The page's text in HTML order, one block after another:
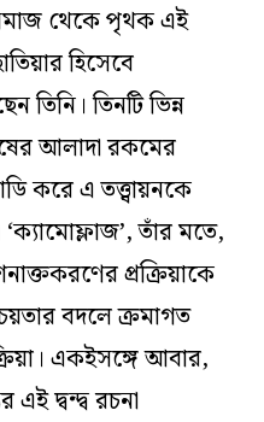
থেকে পৃথক এই
হিসেবে
তিনি। তিনটি ভিন্ন
আলাদা রকমের
করে এ তত্ত্বায়নকে
তাঁর মতে,
প্রক্রিয়াকে
বদলে ক্রমাগত
একইসঙ্গে আবার,
এই দ্বন্দ্ব রচনা